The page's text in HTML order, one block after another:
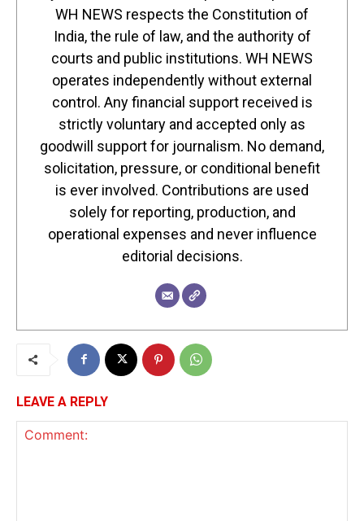
WH NEWS respects the Constitution of
India, the rule of law, and the authority of
courts and public institutions. WH NEWS
operates independently without external
control. Any financial support received is
strictly voluntary and accepted only as
goodwill support for journalism. No demand,
solicitation, pressure, or conditional benefit
is ever involved. Contributions are used
solely for reporting, production, and
operational expenses and never influence
editorial decisions.
LEAVE A REPLY